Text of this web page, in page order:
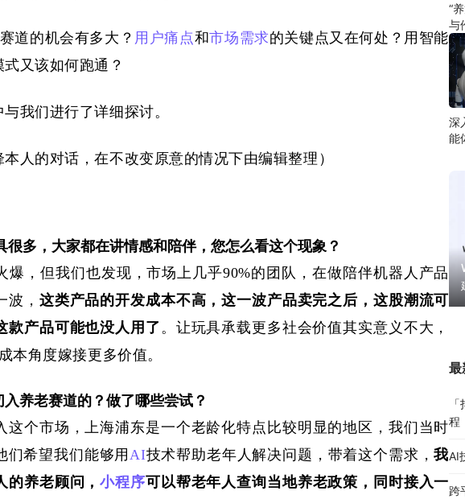
道的机会有多大？ 用户痛点和市场需求的关键点又在何处？用智能
又该如何跑通？
我们进行了详细探讨。
人的对话，在不改变原意的情况下由编辑整理）
很多，大家都在讲情感和陪伴，您怎么看这个现象？
爆，但我们也发现，市场上几乎90%的团队 ， 在做陪伴机器人产品
波， 这类产品的开发成本不高，这一波产品卖完之后，这股潮流可
款产品可能也没人用了 。 让玩具承载更多社会价值其实意义不大，
本角度嫁接更多价值。
养老赛道的？做了哪些尝试？
这个市场 ，
上海浦东是一个老龄化特点比较明显的地区，我们当时
们希望我们能够用 AI技术帮助老年人解决问题，带着这个需求，我
的养老顾问，小程序可以帮老年人查询当地养老政策，同时接入一
“
与
深
能
最
程
AI
跨